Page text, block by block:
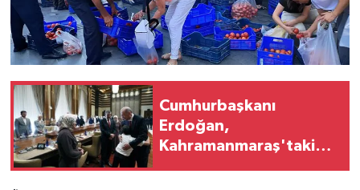
Cumhurbaşkanı
Erdoğan,
Kahramanmaraş'taki